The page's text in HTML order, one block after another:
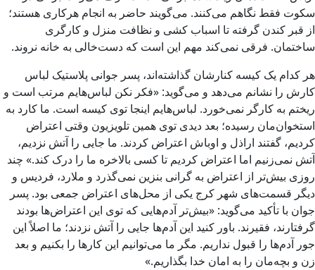
سکوت فقط نگاهم می‌کنند. می‌گویند حاضر به انجام هرکاری هستند؛
از قبر کندن گرفته تا اسباب کشی و نظافت منزل و کارگری
ساختمان. فرقی نمی‌کند مهم این است که دست‌خالی به خانه نروند.
هر کدام یک کیسه کنارشان گذاشته‌اند، پسر جوانی پلاستیک لباس
کارش را نشانم می‌دهد و می‌گوید: «فکر نکن لباس‌هایم مرتب است و
ریختم به کارگر نمی‌خورد. لباس‌هایم اینجا توی کیسه است. ما کارد به
استخوان‌مان رسیده؛ بعد دیدی توی همین تلویزیون وقتی اعتراض
کردیم، گفتند اراذل و اوباش اعتراض کردند. ما جایی را آتش نزدیم،
آتش نمی‌زنیم اما اعتراض کردیم تا کسی بالاخره ما را درک کند.» چند
روزی بیش‌تر از اعتراض به گرانی بنزین نمی‌گذرد و ملارد، فردیس و
دیگر قسمت‌های شهر کرج یکی از محل‌های اعتراض جمعی بود. پسر
جوان با تأکید می‌گوید: «بیش‌تر آدم‌هایی که توی این اعتراض‌ها بودند
گرفتارند، فقیرند. باور کنید این آدم‌ها جایی را آتش نزدند؛ ما اصلاً این
جور آدم‌ها را قبول نداریم. مگر ما می‌توانیم این کارها را بکنیم و بعد
زن و بچه‌مان را به امان خدا بگذاریم.»